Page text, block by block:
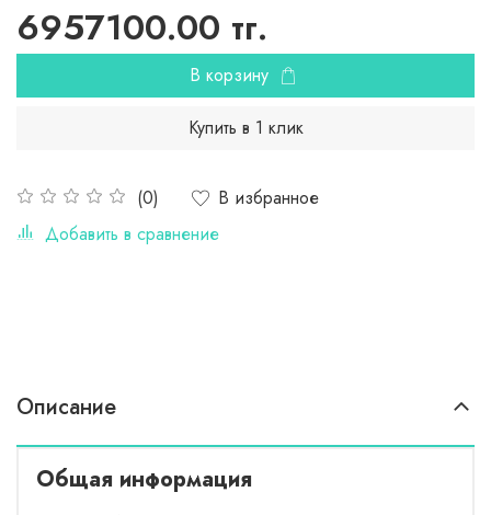
(0)
В избранное
Добавить в сравнение
6957100.00 тг.
В корзину
Купить в 1 клик
Описание
Общая информация